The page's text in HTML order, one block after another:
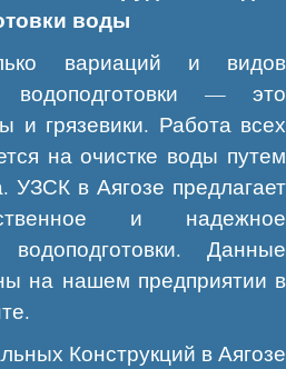
воды
вариаций и видов
водоподготовки — это
и грязевики. Работа всех
на очистке воды путем
УЗСК в Аягозе предлагает
и надежное
Данные
на нашем предприятии в
Конструкций в Аягозе